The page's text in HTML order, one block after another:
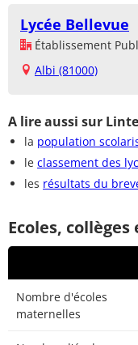
Lycée Bellevue
Établissement
Albi (81000)
A lire aussi sur
la population
le classement des
les résultats du
Ecoles,
Nombre d'écoles
maternelles